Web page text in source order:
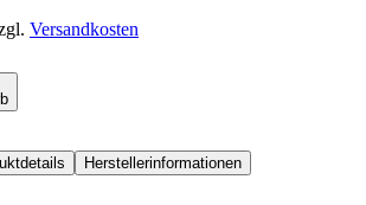
Versandkosten
Herstellerinformationen